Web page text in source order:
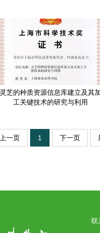
灵芝的种质资源信息库建立及其
工关键技术的研究与利用
上一页 1 下一页
联